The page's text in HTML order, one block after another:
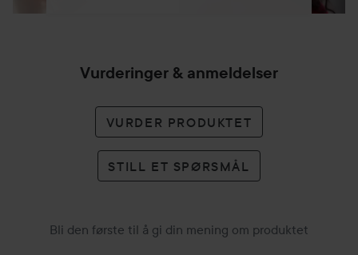
Vurderinger & anmeldelser
VURDER PRODUKTET
STILL ET SPØRSMÅL
Bli den første til å gi din mening om produktet